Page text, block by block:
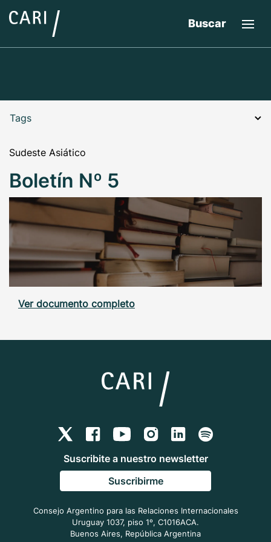
Buscar
Sudeste Asiático
Boletín Nº 5
Ver documento completo
Tags
Consejo Argentino para las Relaciones Internacionales
Uruguay 1037, piso 1º, C1016ACA.
Buenos Aires, República Argentina
Suscribite a nuestro newsletter
Suscribirme